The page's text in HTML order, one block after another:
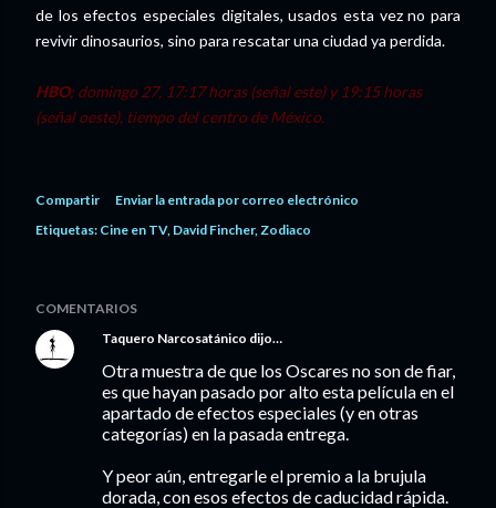
de los efectos especiales digitales, usados esta vez no para
revivir dinosaurios, sino para rescatar una ciudad ya perdida.
HBO; domingo 27, 17:17 horas (señal este) y 19:15 horas
(señal oeste), tiempo del centro de México.
Compartir
Enviar la entrada por correo electrónico
Etiquetas: Cine en TV David Fincher Zodiaco
COMENTARIOS
Taquero Narcosatánico dijo…
Otra muestra de que los Oscares no son de fiar,
es que hayan pasado por alto esta película en el
apartado de efectos especiales (y en otras
categorías) en la pasada entrega.
Y peor aún, entregarle el premio a la brujula
dorada, con esos efectos de caducidad rápida.